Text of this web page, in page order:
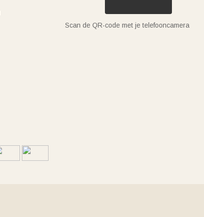
Scan de QR-code met je telefooncamera